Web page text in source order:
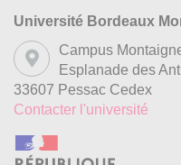
Université Bordeaux
Campus
Esplanade des
33607 Pessac Cedex
Contacter l'université